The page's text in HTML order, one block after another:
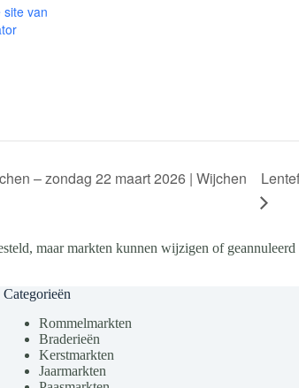
site van
– zondag 22 maart 2026 | Wijchen
maar markten kunnen wijzigen of
Categorieën
Rommelmarkten
Braderieën
Kerstmarkten
Jaarmarkten